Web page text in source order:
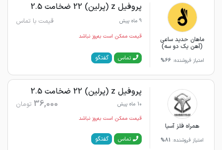
ماهان حدید ساعی
(آهن یک دو سه)
امتیاز فروشنده:66%
پروفیل z (پرلین) 22 ضخامت 2.5
9 ماه پیش قیمت با تماس
قیمت ممکن است به‌روز نباشد
تماس گفتگو
همراه فلز آسیا
امتیاز فروشنده: 81%
پروفیل z (پرلین) 22 ضخامت 2.5
10 ماه پیش 36,000 تومان
قیمت ممکن است به‌روز نباشد
تماس گفتگو